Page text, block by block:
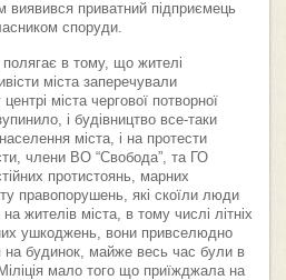
приватний підприємець
споруди.
в тому, що жителі
міста заперечували
міста чергової потворної
і будівництво все-таки
міста, і на протести
члени ВО “Свобода”, та ГО
протистоянь, марних
правопорушень, які скоїли люди
жителів міста, в тому числі літніх
ушкоджень, вони привселюдно
будинок, майже весь час були в
мало того що приїжджала на